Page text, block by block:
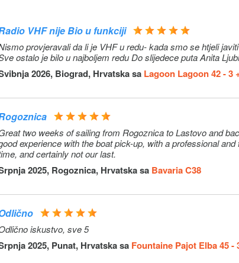
VHF nije Bio u funkciji
provjeravali da li je VHF u redu- kada smo se htjeli javiti za servisni vez u Saliu uvidjeli
ostalo je bilo u najboljem redu Do slijedece puta Anita
2026, Biograd, Hrvatska sa Lagoon Lagoon 42 - 3
two weeks of sailing from Rogoznica to Lastovo and
experience with the boat pick-up, with a professional
and certainly not our last.
2025, Rogoznica, Hrvatska sa Bavaria C38
iskustvo, sve 5
2025, Punat, Hrvatska sa Fountaine Pajot Elba 45 -